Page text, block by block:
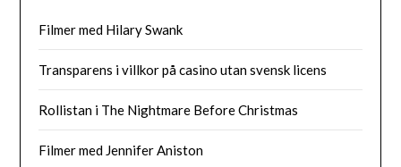
Filmer med Hilary Swank
Transparens i villkor på casino utan svensk licens
Rollistan i The Nightmare Before Christmas
Filmer med Jennifer Aniston